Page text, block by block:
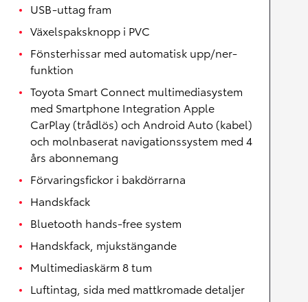
USB-uttag fram
Växelspaksknopp i PVC
Fönsterhissar med automatisk upp/ner-
funktion
Toyota Smart Connect multimediasystem
med Smartphone Integration Apple
CarPlay (trådlös) och Android Auto (kabel)
och molnbaserat navigationssystem med 4
års abonnemang
Förvaringsfickor i bakdörrarna
Handskfack
Bluetooth hands-free system
Handskfack, mjukstängande
Multimediaskärm 8 tum
Luftintag, sida med mattkromade detaljer